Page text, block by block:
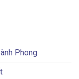
Phong